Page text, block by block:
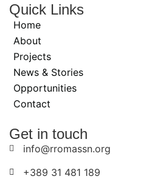
Quick Links
Home
About
Projects
News & Stories
Opportunities
Contact
Get in touch
info@rromassn.org
+389 31 481 189